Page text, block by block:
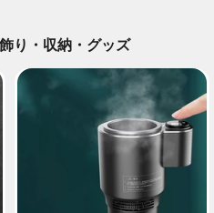
り・収納・グッズ